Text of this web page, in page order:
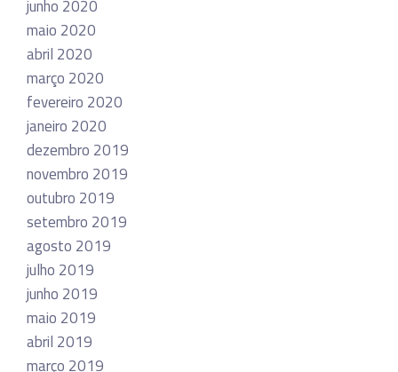
junho 2020
maio 2020
abril 2020
março 2020
fevereiro 2020
janeiro 2020
dezembro 2019
novembro 2019
outubro 2019
setembro 2019
agosto 2019
julho 2019
junho 2019
maio 2019
abril 2019
março 2019